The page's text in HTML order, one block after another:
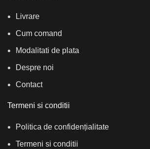
Livrare
Cum comand
Modalitati de plata
Despre noi
Contact
Termeni si conditii
Politica de confidențialitate
Termeni si conditii